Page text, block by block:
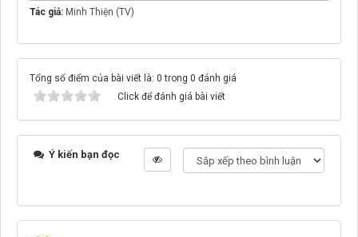
Tác giả: Minh Thiện (TV)
Tổng số điểm của bài viết là: 0 trong 0 đánh giá
Click để đánh giá bài viết
Ý kiến bạn đọc